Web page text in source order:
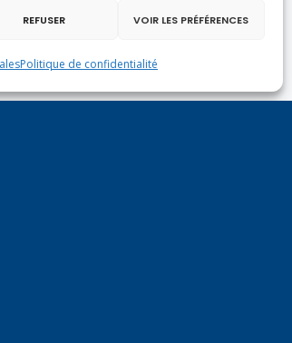
REFUSER VOIR LES PRÉFÉRENCES
Politique de confidentialité